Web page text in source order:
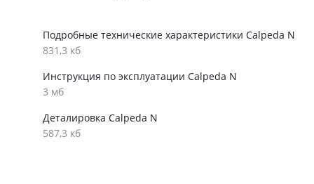
Подробные технические характеристики Calpeda N
831,3 кб
Инструкция по эксплуатации Calpeda N
3 мб
Деталировка Calpeda N
587,3 кб